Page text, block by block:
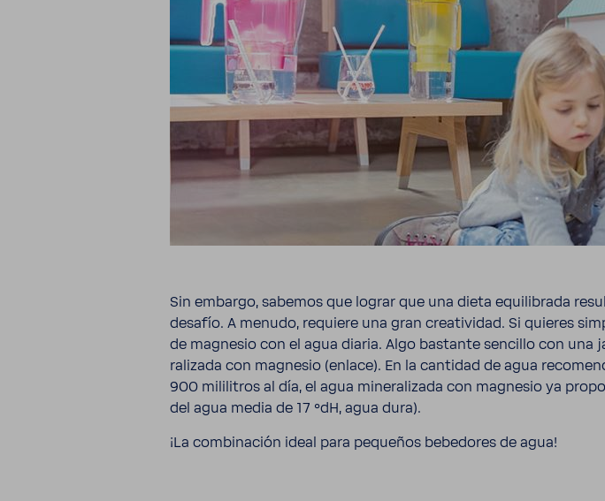
Sin embargo, sabemos que lograr que una dieta equi­li­brada
desafío. A menudo, requiere una gran crea­ti­vidad. Si quieres
de magnesio con el agua diaria. Algo bastante sencillo con
ra­li­zada con magnesio (enlace). En la cantidad de agua
900 mili­li­tros al día, el agua mine­ra­li­zada con magnesio ya
del agua media de 17 °dH, agua dura).
¡La combi­na­ción ideal para pequeños bebe­dores de agua!